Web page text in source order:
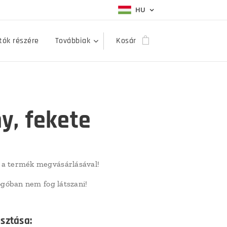
HU
részére Továbbiak Kosár
fekete
termék megvásárlásával!
nem fog látszani!